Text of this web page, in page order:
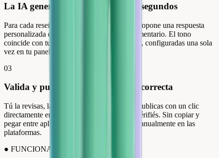
La IA genera una respuesta en 60 segundos
Para cada reseña recibida, Review Collect propone una respuesta
personalizada que recoge el contexto del comentario. El tono
coincide con tus directrices de comunicación, configuradas una sola
vez en tu panel.
03
Valida y publica en la plataforma correcta
Tú la revisas, la modificas si es necesario y publicas con un clic
directamente en Google, Trustpilot o Avis Vérifiés. Sin copiar y
pegar entre aplicaciones, sin iniciar sesión manualmente en las
plataformas.
● FUNCIONALIDADES